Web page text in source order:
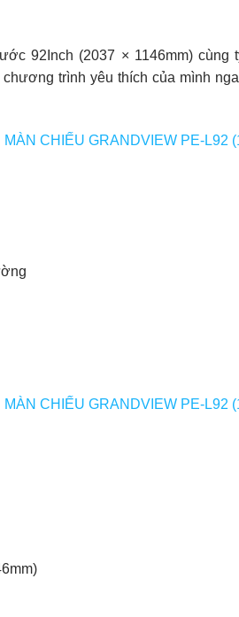
92Inch (2037 × 1146mm)
trình yêu thích của mình